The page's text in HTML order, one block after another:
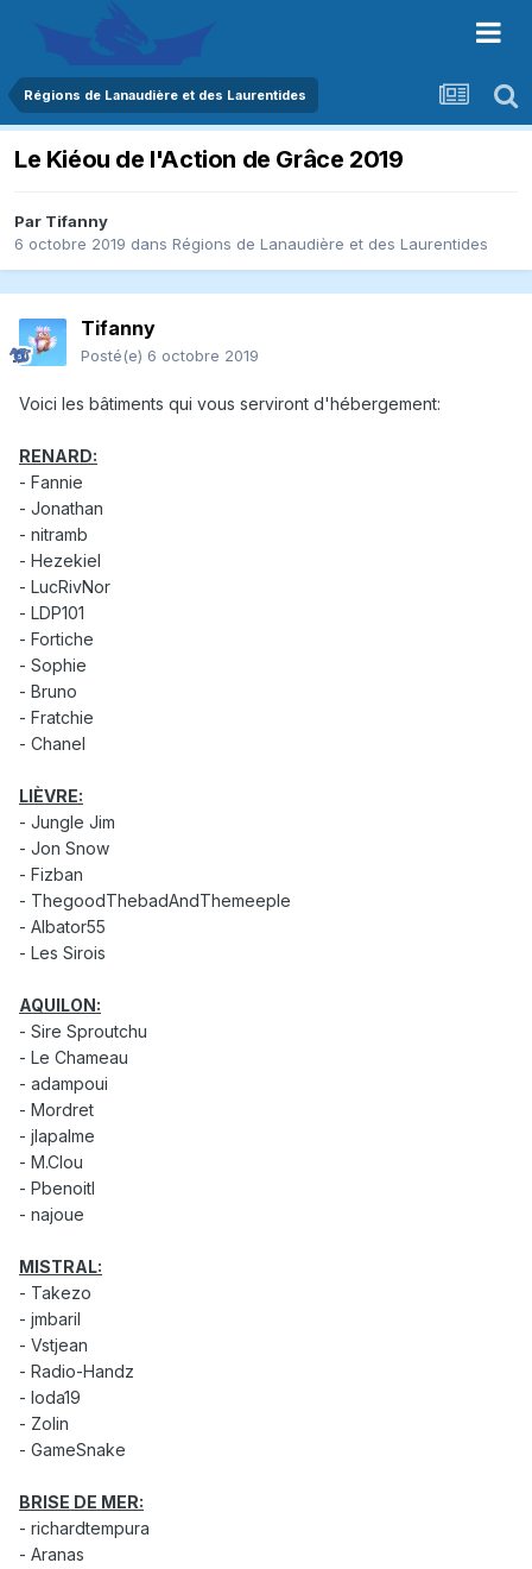
Régions de Lanaudière et des Laurentides
Le Kiéou de l'Action de Grâce 2019
Par Tifanny
6 octobre 2019 dans Régions de Lanaudière et des Laurentides
Tifanny
Posté(e) 6 octobre 2019
Voici les bâtiments qui vous serviront d'hébergement:
RENARD:
- Fannie
- Jonathan
- nitramb
- Hezekiel
- LucRivNor
- LDP101
- Fortiche
- Sophie
- Bruno
- Fratchie
- Chanel
LIÈVRE:
- Jungle Jim
- Jon Snow
- Fizban
- ThegoodThebadAndThemeeple
- Albator55
- Les Sirois
AQUILON:
- Sire Sproutchu
- Le Chameau
- adampoui
- Mordret
- jlapalme
- M.Clou
- Pbenoitl
- najoue
MISTRAL:
- Takezo
- jmbaril
- Vstjean
- Radio-Handz
- loda19
- Zolin
- GameSnake
BRISE DE MER:
- richardtempura
- Aranas